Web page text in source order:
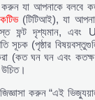
করুন যা আপনাকে বলবে
(টিটিআই), যা
ফন্ট দৃশ্যমান, এবং
সূচক (পৃষ্ঠার
(কত ঘন ঘন এবং
করুন “এই